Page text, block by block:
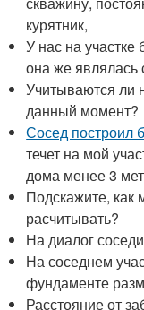
курятник,
У нас на
она же являлась
Учитываются ли
данный момент?
Сосед построил
течет на мой
дома менее 3
Подскажите, как
расчитывать?
На диалог
На соседнем
фундаменте
Расстояние от